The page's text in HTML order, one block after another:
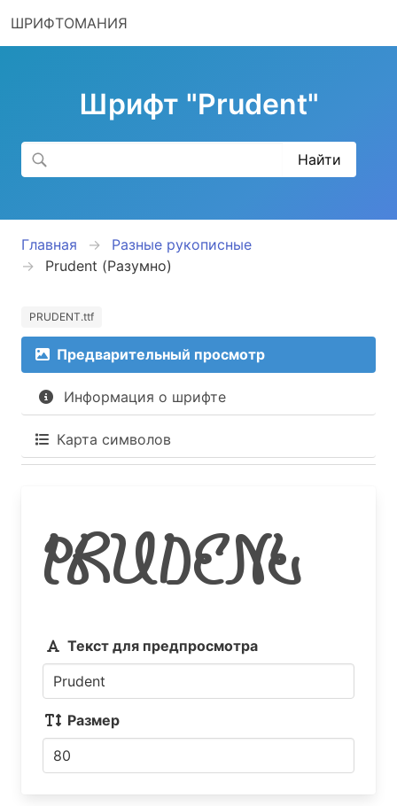
ШРИФТОМАНИЯ
Шрифт "Prudent"
Главная
Разные рукописные
Prudent (Разумно)
PRUDENT.ttf
Предварительный просмотр
Информация о шрифте
Карта символов
Prudent
Текст для предпросмотра
Размер